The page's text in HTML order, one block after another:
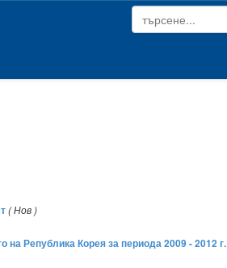
( Нов )
на Република Корея за периода 2009 - 2012 г.